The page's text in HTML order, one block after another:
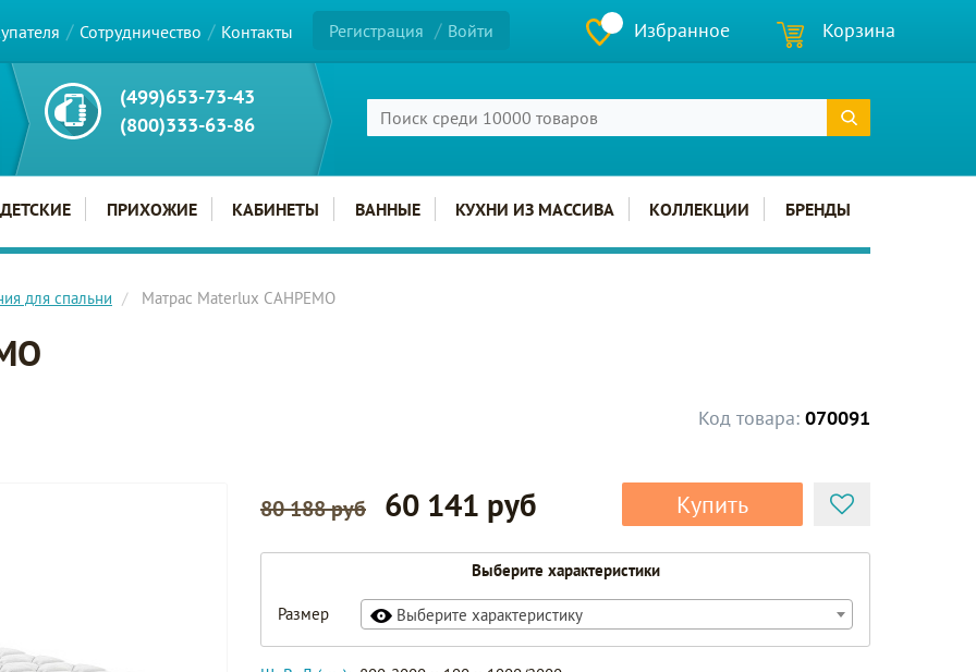
Сотрудничество Контакты Регистрация Войти Избранное Корзина
(499)653-73-43
(800)333-63-86
ДЕТСКИЕ ПРИХОЖИЕ КАБИНЕТЫ ВАННЫЕ КУХНИ ИЗ МАССИВА КОЛЛЕКЦИИ БРЕНДЫ
для спальни Матрас Materlux САНРЕМО
Код товара: 070091
80 188 руб 60 141 руб Купить
Выберите характеристики
Размер Выберите характеристику